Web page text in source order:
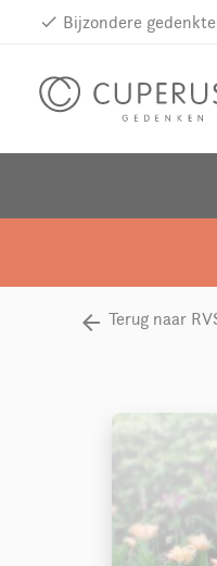
done Bijzondere
Terug naar